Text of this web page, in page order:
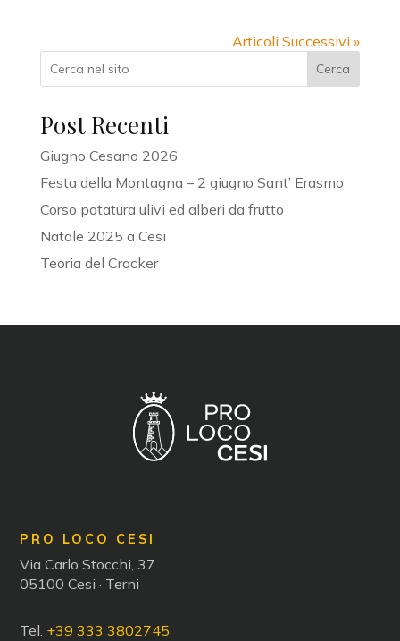
Articoli Successivi »
Cerca
Post Recenti
Giugno Cesano 2026
Festa della Montagna – 2 giugno Sant’ Erasmo
Corso potatura ulivi ed alberi da frutto
Natale 2025 a Cesi
Teoria del Cracker
PRO LOCO CESI
Via Carlo Stocchi, 37
05100 Cesi · Terni
Tel. +39 333 3802745